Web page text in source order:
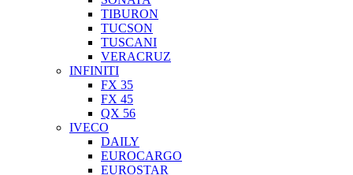
TIBURON
TUCSON
TUSCANI
VERACRUZ
INFINITI
FX 35
FX 45
QX 56
IVECO
DAILY
EUROCARGO
EUROSTAR